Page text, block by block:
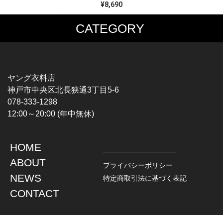
¥8,690
CATEGORY
MUSIC TEE
HARDCORE / PUNK
PROGLESSIVE ROCK
POPS
SOUL / R&B
T-SHIRTS
CHAMPION
TOPS
L / S SHIRT
S / S SHIRT
HAWAIIAN SHIRT
JACKET
DENIM
LEATHER
ヤング衣料店
神戸市中央区北長狭通3丁目5-6
078-333-1298
12:00～20:00 (年中無休)
HOME
ABOUT
NEWS
CONTACT
プライバシーポリシー
特定商取引法に基づく表記